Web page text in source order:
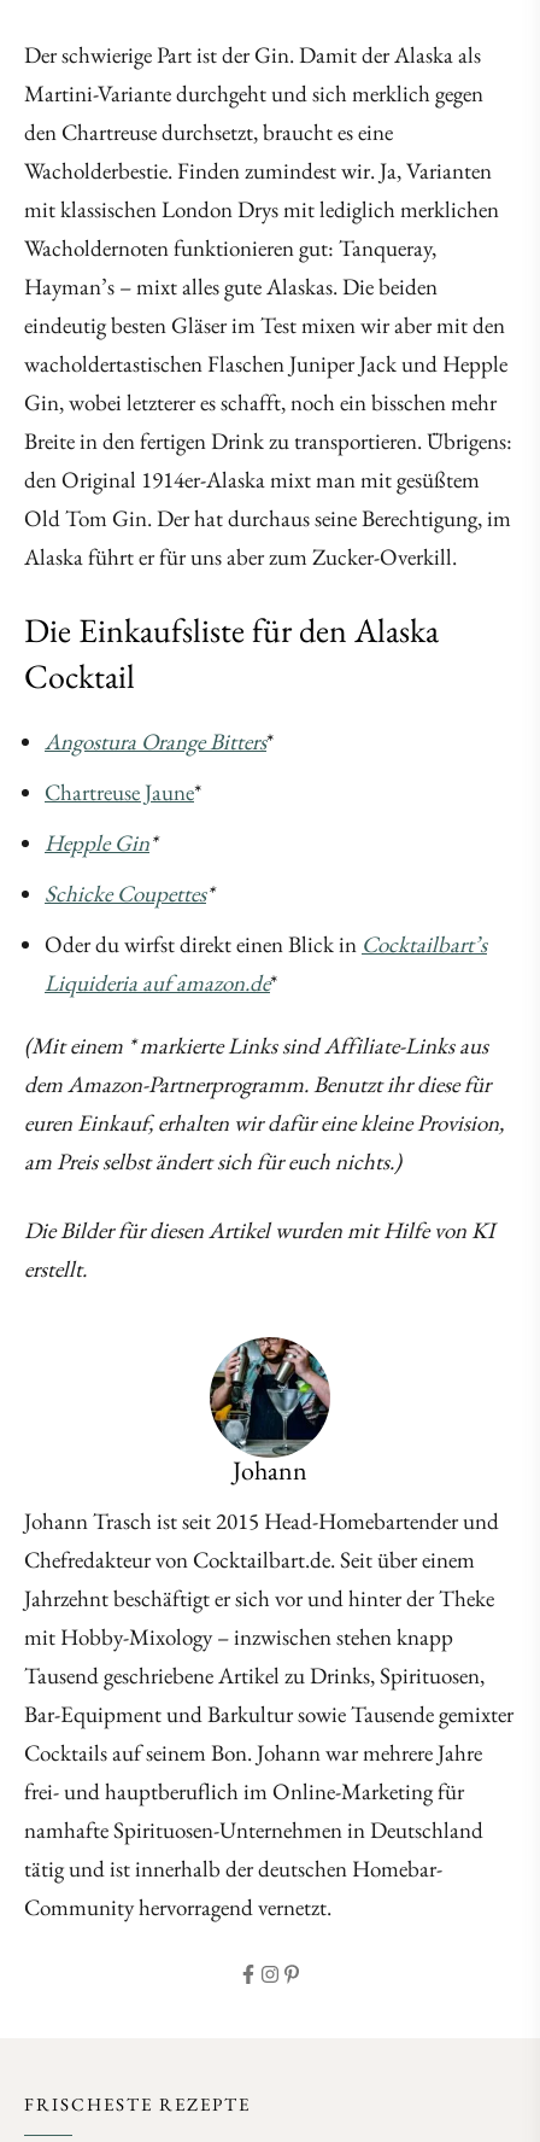
Der schwierige Part ist der Gin. Damit der Alaska als
Martini-Variante durchgeht und sich merklich gegen
den Chartreuse durchsetzt, braucht es eine
Wacholderbestie. Finden zumindest wir. Ja, Varianten
mit klassischen London Drys mit lediglich merklichen
Wacholdernoten funktionieren gut: Tanqueray,
Hayman’s – mixt alles gute Alaskas. Die beiden
eindeutig besten Gläser im Test mixen wir aber mit den
wacholdertastischen Flaschen Juniper Jack und Hepple
Gin, wobei letzterer es schafft, noch ein bisschen mehr
Breite in den fertigen Drink zu transportieren. Übrigens:
den Original 1914er-Alaska mixt man mit gesüßtem
Old Tom Gin. Der hat durchaus seine Berechtigung, im
Alaska führt er für uns aber zum Zucker-Overkill.
Die Einkaufsliste für den Alaska
Cocktail
Angostura Orange Bitters*
Chartreuse Jaune*
Hepple Gin*
Schicke Coupettes*
Oder du wirfst direkt einen Blick in Cocktailbart’s
Liquideria auf amazon.de*
(Mit einem * markierte Links sind Affiliate-Links aus
dem Amazon-Partnerprogramm. Benutzt ihr diese für
euren Einkauf, erhalten wir dafür eine kleine Provision,
am Preis selbst ändert sich für euch nichts.)
Die Bilder für diesen Artikel wurden mit Hilfe von KI
erstellt.
Johann
Johann Trasch ist seit 2015 Head-Homebartender und
Chefredakteur von Cocktailbart.de. Seit über einem
Jahrzehnt beschäftigt er sich vor und hinter der Theke
mit Hobby-Mixology – inzwischen stehen knapp
Tausend geschriebene Artikel zu Drinks, Spirituosen,
Bar-Equipment und Barkultur sowie Tausende gemixter
Cocktails auf seinem Bon. Johann war mehrere Jahre
frei- und hauptberuflich im Online-Marketing für
namhafte Spirituosen-Unternehmen in Deutschland
tätig und ist innerhalb der deutschen Homebar-
Community hervorragend vernetzt.
FRISCHESTE REZEPTE